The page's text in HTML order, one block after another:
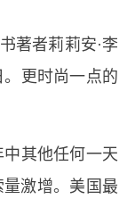
著者莉莉安·李
更时尚一点的
其他任何一天
激增。美国最